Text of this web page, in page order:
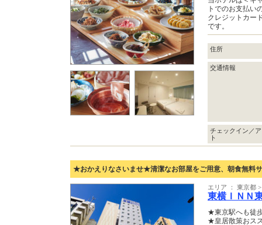
トでのお支払い
クレジットカー
です。
住所
交通情報
チェックイン／
ト
★おかえりなさいませ★清潔なお部屋をご用意、朝食無料
エリア ： 東京都
東横ＩＮＮ
★東京駅へも徒
★皇居散策おス